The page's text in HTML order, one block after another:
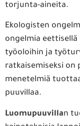
torjunta-aineita.
Ekologisten
ongelmia
työoloihin ja
ratkaisemiseksi on
menetelmiä
puuvillaa.
Luomupuuvillan